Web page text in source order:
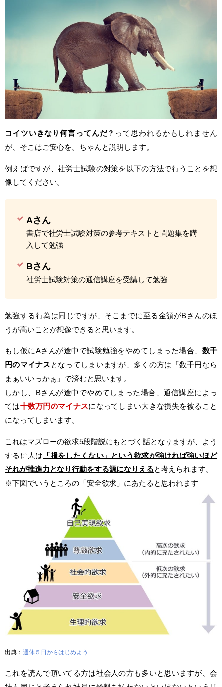
コイツいきなり何言ってんだ？ って思われるかもしれません
が、そこはご安心を。ちゃんと説明します。
例えばですが、社労士試験の対策を以下の方法で行うことを想
像してください。
Aさん
書店で社労士試験対策の参考テキストと問題集を購
入して勉強
Bさん
社労士試験対策の通信講座を受講して勉強
勉強する行為は同じですが、そこまでに至る金額がBさんのほ
うが高いことが想像できると思います。
もし仮にAさんが途中で試験勉強をやめてしまった場合、 数千
円のマイナス となってしまいますが、多くの方は「数千円なら
まぁいいっかぁ」で済むと思います。
しかし、Bさんが途中でやめてしまった場合、通信講座によっ
ては十数万円のマイナスになってしまい大きな損失を被ること
になってしまいます。
これはマズローの欲求5段階説にもとづく話となりますが、よう
するに人は 「損をしたくない」という欲求が強ければ強いほど
それが推進力となり行動をする源になりえると考えられます。
※下図でいうところの「安全欲求」にあたると思われます
出典： 週休５日からはじめよう
これを読んで頂いてる方は社会人の方も多いと思いますが、会